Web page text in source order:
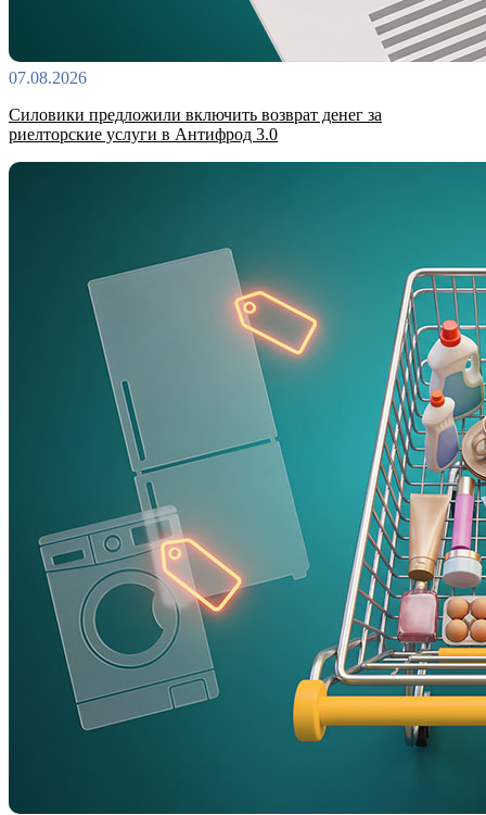
07.08.2026
Силовики предложили включить возврат денег за
риелторские услуги в Антифрод 3.0